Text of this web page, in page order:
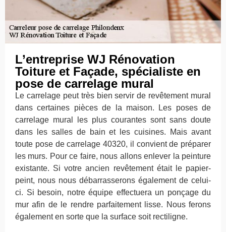
L’entreprise WJ Rénovation
Toiture et Façade, spécialiste en
pose de carrelage mural
Le carrelage peut très bien servir de revêtement mural
dans certaines pièces de la maison. Les poses de
carrelage mural les plus courantes sont sans doute
dans les salles de bain et les cuisines. Mais avant
toute pose de carrelage 40320, il convient de préparer
les murs. Pour ce faire, nous allons enlever la peinture
existante. Si votre ancien revêtement était le papier-
peint, nous nous débarrasserons également de celui-
ci. Si besoin, notre équipe effectuera un ponçage du
mur afin de le rendre parfaitement lisse. Nous ferons
également en sorte que la surface soit rectiligne.